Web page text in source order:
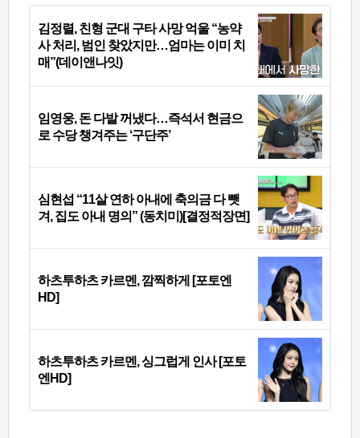
김정렬, 친형 군대 구타 사망 억울 “농약
사 처리, 범인 찾았지만…엄마는 이미 치
매”(데이앤나잇)
임영웅, 돈 다발 꺼냈다…즉석서 현금으
로 수당 챙겨주는 ‘구단주’
심현섭 “11살 연하 아내에 축의금 다 뺏
겨, 집도 아내 명의” (동치미)[결정적장면]
하츠투하츠 카르멘, 깜찍하게 [포토엔
HD]
하츠투하츠 카르멘, 싱그럽게 인사 [포토
엔HD]